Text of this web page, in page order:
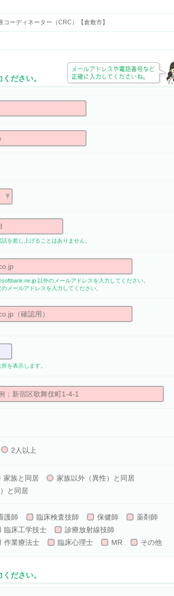
コーディネーター（CRC）【倉敷市】
ださい。
を差し上げることはありません。
以外のメールアドレスを入力してください。
メールアドレスを入力してください。
を表示します。
2人以上
家族と同居
家族以外（異性）と同居
と同居
護師 臨床検査技師 保健師
薬剤師
臨床工学技士
診療放射線技師
作業療法士 臨床心理士 MR その他
ださい。